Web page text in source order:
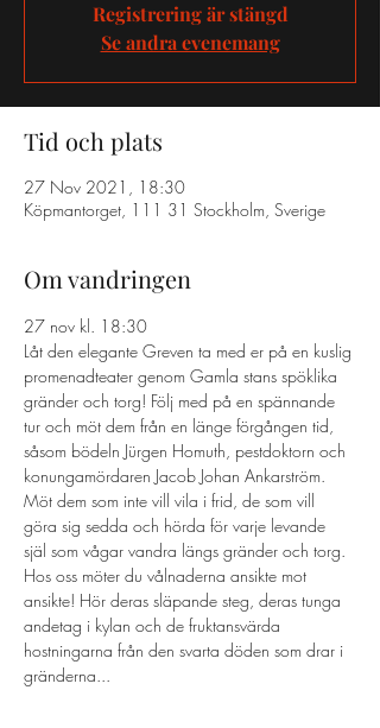
Registrering är stängd
Se andra evenemang
Tid och plats
27 Nov 2021, 18:30
Köpmantorget, 111 31 Stockholm, Sverige
Om vandringen
27 nov kl. 18:30
Låt den elegante Greven ta med er på en kuslig
promenadteater genom Gamla stans spöklika
gränder och torg! Följ med på en spännande
tur och möt dem från en länge förgången tid,
såsom bödeln Jürgen Homuth, pestdoktorn och
konungamördaren Jacob Johan Ankarström.
Möt dem som inte vill vila i frid, de som vill
göra sig sedda och hörda för varje levande
själ som vågar vandra längs gränder och torg.
Hos oss möter du vålnaderna ansikte mot
ansikte! Hör deras släpande steg, deras tunga
andetag i kylan och de fruktansvärda
hostningarna från den svarta döden som drar i
gränderna...